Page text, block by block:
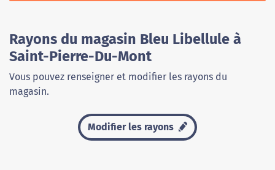
Rayons du magasin Bleu Libellule à
Saint-Pierre-Du-Mont
Vous pouvez renseigner et modifier les rayons du
magasin.
Modifier les rayons